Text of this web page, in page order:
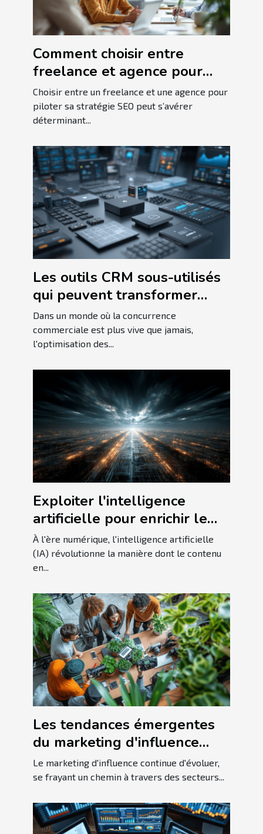
Comment choisir entre
freelance et agence pour
votre stratégie SEO ?
Choisir entre un freelance et une agence pour
piloter sa stratégie SEO peut s’avérer
déterminant...
Les outils CRM sous-utilisés
qui peuvent transformer
votre business
Dans un monde où la concurrence
commerciale est plus vive que jamais,
l'optimisation des...
Exploiter l'intelligence
artificielle pour enrichir le
contenu en ligne
À l'ère numérique, l'intelligence artificielle
(IA) révolutionne la manière dont le contenu
en...
Les tendances émergentes
du marketing d'influence
pour les niches spécialisées
Le marketing d'influence continue d'évoluer,
se frayant un chemin à travers des secteurs...